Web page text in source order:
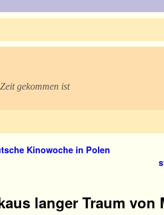
gekommen ist
Kinowoche in Polen
langer Traum von